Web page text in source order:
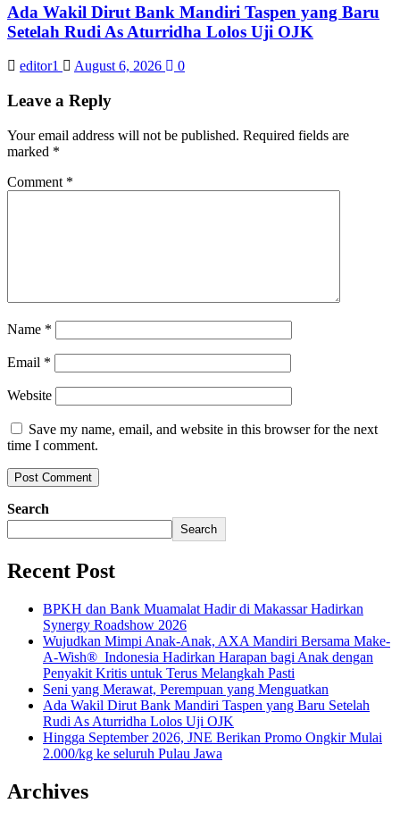
Ada Wakil Dirut Bank Mandiri Taspen yang Baru
Setelah Rudi As Aturridha Lolos Uji OJK
editor1 August 6, 2026 0
Leave a Reply
Your email address will not be published. Required fields are
marked *
Comment *
Name *
Email *
Website
Save my name, email, and website in this browser for the next
time I comment.
Search
Search
Recent Post
BPKH dan Bank Muamalat Hadir di Makassar Hadirkan
Synergy Roadshow 2026
Wujudkan Mimpi Anak-Anak, AXA Mandiri Bersama Make-
A-Wish® Indonesia Hadirkan Harapan bagi Anak dengan
Penyakit Kritis untuk Terus Melangkah Pasti
Seni yang Merawat, Perempuan yang Menguatkan
Ada Wakil Dirut Bank Mandiri Taspen yang Baru Setelah
Rudi As Aturridha Lolos Uji OJK
Hingga September 2026, JNE Berikan Promo Ongkir Mulai
2.000/kg ke seluruh Pulau Jawa
Archives